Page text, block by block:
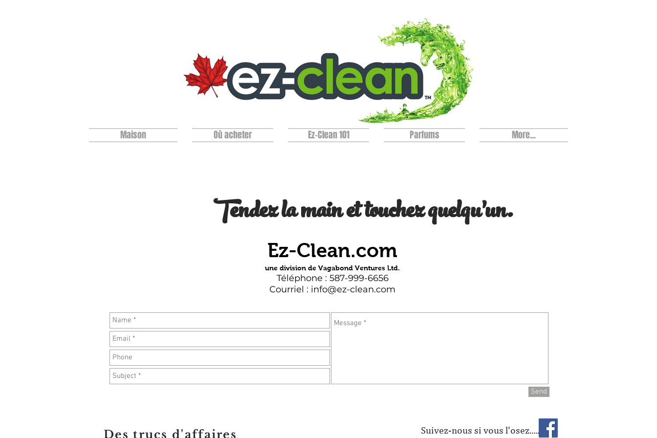
Maison Où acheter Ez-Clean 101 Parfums More...
Tendez la main et touchez quelqu’un.
Ez-Clean.com
une division de Vagabond Ventures Ltd.
Téléphone : 587-999-6656
Courriel : info@ez-clean.com
Send
Des trucs d'affaires Suivez-nous si vous l'osez.....